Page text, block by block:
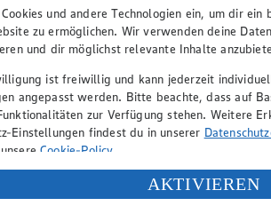
(Vorstandsvorsitzender), Peter
gewährt Ihnen jedoch das Recht, den auf
und Vervielfältigung von Bildmaterial
verantwortlich. Firma und
und andere Technologien ein, um dir ein
zu ermöglichen. Wir verwenden deine
und dir möglichst relevante Inhalte
ist freiwillig und kann jederzeit
angepasst werden. Bitte beachte, dass auf
zur Verfügung stehen. Weitere
Einstellungen findest du in unserer
Cookie-Policy.
deiner personenbezogenen Daten in den USA
AKTIVIEREN